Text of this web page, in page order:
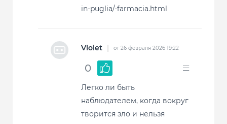
in-puglia/-farmacia.html
Violet | от 26 февраля 2026 19:22
0
Легко ли быть
наблюдателем, когда вокруг
творится зло и нельзя